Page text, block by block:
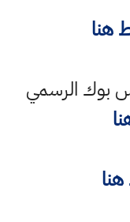
هنا
بوك الرسمي